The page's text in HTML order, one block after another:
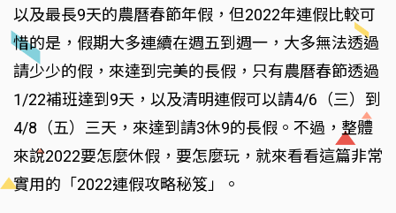
以及最長9天的農曆春節年假，但2022年連假比較可
惜的是，假期大多連續在週五到週一，大多無法透過
請少少的假，來達到完美的長假，只有農曆春節透過
1/22補班達到9天，以及清明連假可以請4/6（三）到
4/8（五）三天，來達到請3休9的長假。不過，整體
來說2022要怎麼休假，要怎麼玩，就來看看這篇非常
實用的「2022連假攻略秘笈」。